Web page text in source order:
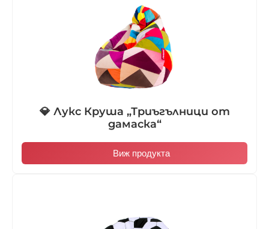
💎 Лукс Круша „Триъгълници от
дамаска“
Виж продукта